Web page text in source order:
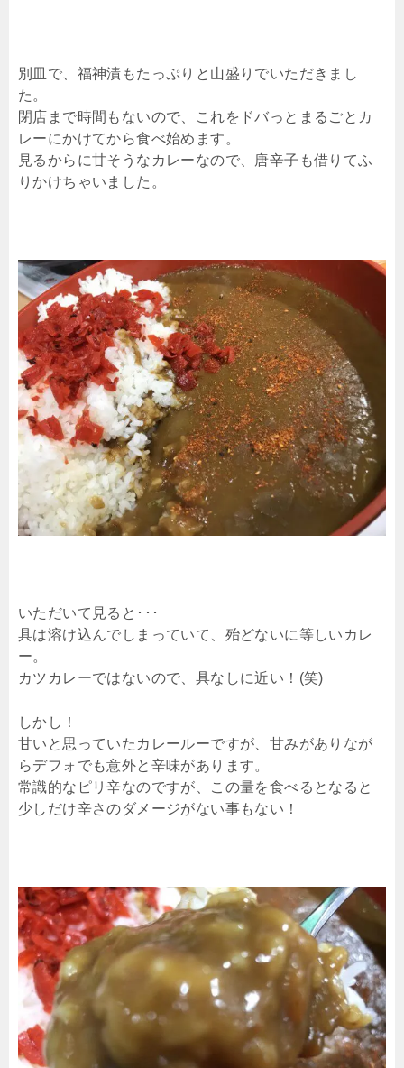
別皿で、福神漬もたっぷりと山盛りでいただきまし
た。
閉店まで時間もないので、これをドバっとまるごとカ
レーにかけてから食べ始めます。
見るからに甘そうなカレーなので、唐辛子も借りてふ
りかけちゃいました。
いただいて見ると･･･
具は溶け込んでしまっていて、殆どないに等しいカレ
ー。
カツカレーではないので、具なしに近い！(笑)
しかし！
甘いと思っていたカレールーですが、甘みがありなが
らデフォでも意外と辛味があります。
常識的なピリ辛なのですが、この量を食べるとなると
少しだけ辛さのダメージがない事もない！